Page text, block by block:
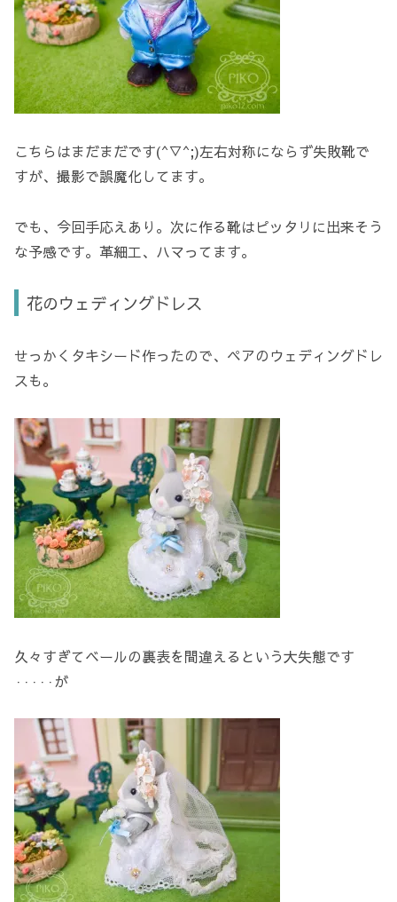
こちらはまだまだです(^▽^;)左右対称にならず失敗靴で
すが、撮影で誤魔化してます。
でも、今回手応えあり。次に作る靴はピッタリに出来そう
な予感です。革細工、ハマってます。
花のウェディングドレス
せっかくタキシード作ったので、ペアのウェディングドレ
スも。
久々すぎてベールの裏表を間違えるという大失態です
·····が